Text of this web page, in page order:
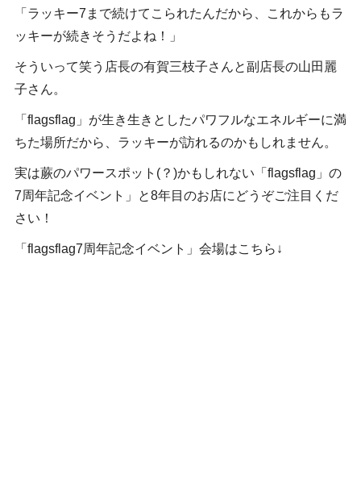
「ラッキー7まで続けてこられたんだから、これからもラ
ッキーが続きそうだよね！」
そういって笑う店長の有賀三枝子さんと副店長の山田麗
子さん。
「flagsflag」が生き生きとしたパワフルなエネルギーに満
ちた場所だから、ラッキーが訪れるのかもしれません。
実は蕨のパワースポット(？)かもしれない「flagsflag」の
7周年記念イベント」と8年目のお店にどうぞご注目くだ
さい！
「flagsflag7周年記念イベント」会場はこちら↓